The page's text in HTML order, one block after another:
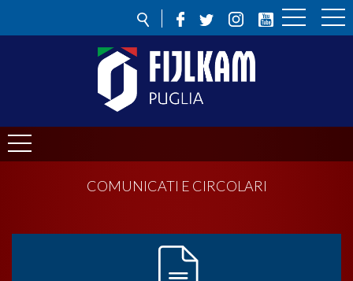
COMUNICATI E CIRCOLARI